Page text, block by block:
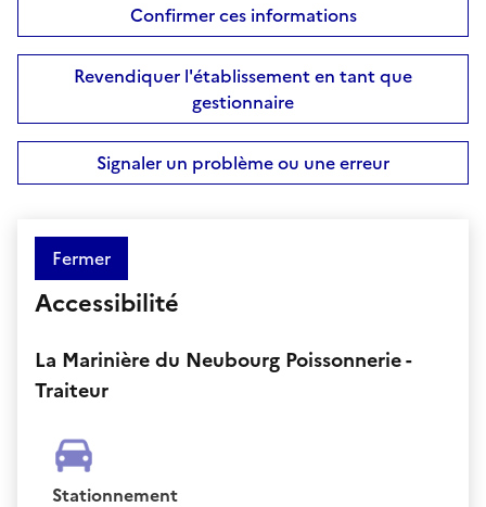
Confirmer ces informations
Revendiquer l'établissement en tant que
gestionnaire
Signaler un problème ou une erreur
Fermer
Accessibilité
La Marinière du Neubourg Poissonnerie -
Traiteur
Stationnement